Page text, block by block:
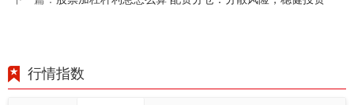
行情指数